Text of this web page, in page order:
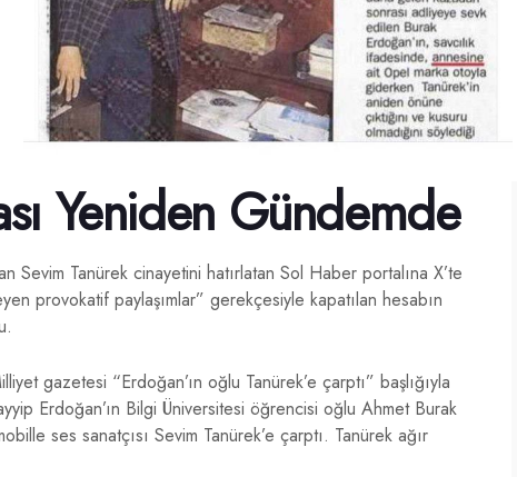
Yeniden Gündemde
Sevim Tanürek cinayetini hatırlatan Sol Haber portalına X’te
provokatif paylaşımlar” gerekçesiyle kapatılan hesabın
gazetesi “Erdoğan’ın oğlu Tanürek’e çarptı” başlığıyla
Erdoğan’ın Bilgi Üniversitesi öğrencisi oğlu Ahmet Burak
ses sanatçısı Sevim Tanürek’e çarptı. Tanürek ağır